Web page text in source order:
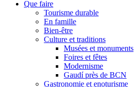
Que faire
Tourisme durable
En famille
Bien-être
Culture et traditions
Musées et monuments
Foires et fêtes
Modernisme
Gaudí près de BCN
Gastronomie et enoturisme